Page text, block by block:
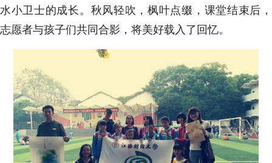
水小卫士的成长。秋风轻吹，枫叶点缀，课堂结束后，
志愿者与孩子们共同合影，将美好载入了回忆。